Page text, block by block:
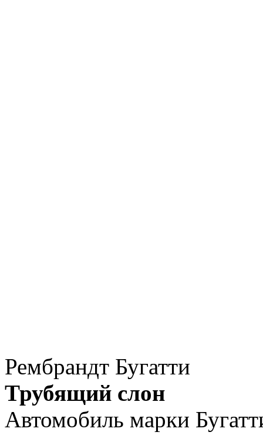
Рембрандт Бугатти
Трубящий слон
Автомобиль марки